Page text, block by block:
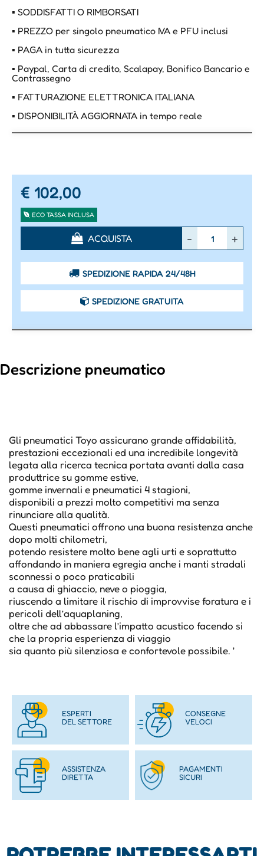
▪ SODDISFATTI O RIMBORSATI
▪ PREZZO per singolo pneumatico IVA e PFU inclusi
▪ PAGA in tutta sicurezza
▪ Paypal, Carta di credito, Scalapay, Bonifico Bancario e
Contrassegno
▪ FATTURAZIONE ELETTRONICA ITALIANA
▪ DISPONIBILITÀ AGGIORNATA in tempo reale
€ 102,00
ECO TASSA INCLUSA
ACQUISTA
SPEDIZIONE RAPIDA 24/48H
SPEDIZIONE GRATUITA
Descrizione pneumatico
Gli pneumatici Toyo assicurano grande affidabilità,
prestazioni eccezionali ed una incredibile longevità
legata alla ricerca tecnica portata avanti dalla casa
produttrice su gomme estive,
gomme invernali e pneumatici 4 stagioni,
disponibili a prezzi molto competitivi ma senza
rinunciare alla qualità.
Questi pneumatici offrono una buona resistenza anche
dopo molti chilometri,
potendo resistere molto bene agli urti e soprattutto
affondando in maniera egregia anche i manti stradali
sconnessi o poco praticabili
a causa di ghiaccio, neve o pioggia,
riuscendo a limitare il rischio di improvvise foratura e i
pericoli dell’aquaplaning,
oltre che ad abbassare l’impatto acustico facendo si
che la propria esperienza di viaggio
sia quanto più silenziosa e confortevole possibile. '
ESPERTI
DEL SETTORE
CONSEGNE
VELOCI
ASSISTENZA
DIRETTA
PAGAMENTI
SICURI